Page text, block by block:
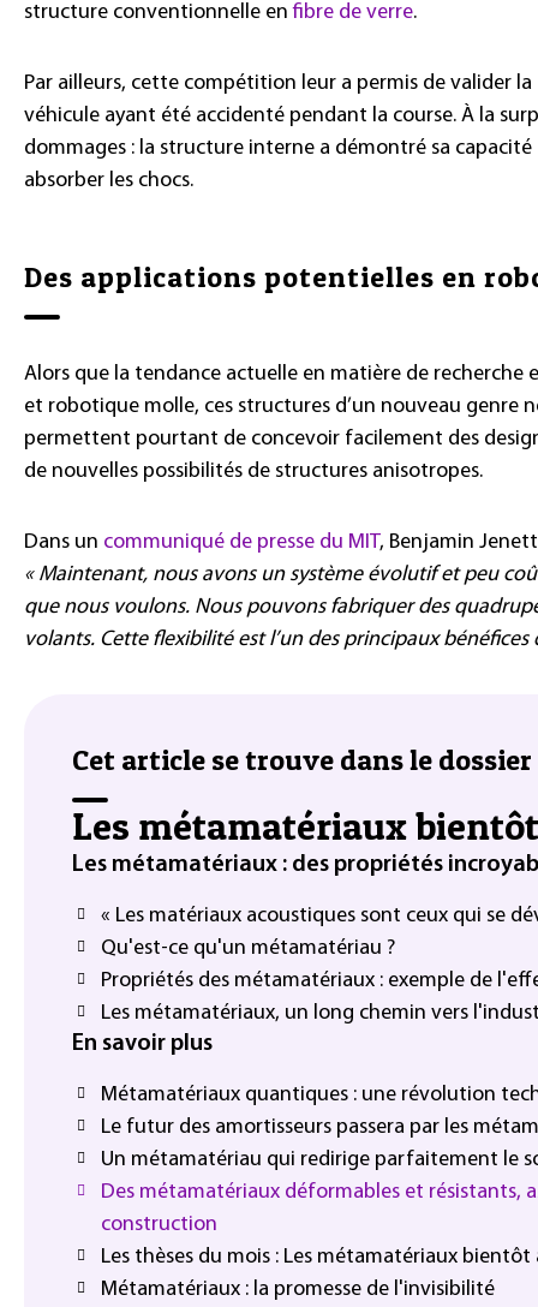
structure conventionnelle enfibre de verre.
Par ailleurs, cette compétition leur a permis de valider
véhicule ayant été accidenté pendant la course. À la
dommages : la structure interne a démontré sa
absorber les chocs.
Des applications potentielles en
Alors que la tendance actuelle en matière de
et robotique molle, ces structures d’un nouveau genre
permettent pourtant de concevoir facilement des
de nouvelles possibilités de structures anisotropes.
Dans un communiqué de presse du MIT, Benjamin
« Maintenant, nous avons un système évolutif et peu
que nous voulons. Nous pouvons fabriquer des
volants. Cette flexibilité est l’un des principaux bénéfices
Cet article se trouve dans le dossier
Les métamatériaux
Les métamatériaux : des propriétés
« Les matériaux acoustiques sont ceux qui se
Qu'est-ce qu'un métamatériau ?
Propriétés des métamatériaux : exemple de
Les métamatériaux, un long chemin vers
En savoir plus
Métamatériaux quantiques : une révolution
Le futur des amortisseurs passera par les
Un métamatériau qui redirige parfaitement le
Des métamatériaux déformables et résistants,
construction
Les thèses du mois : Les métamatériaux
Métamatériaux : la promesse de l'invisibilité